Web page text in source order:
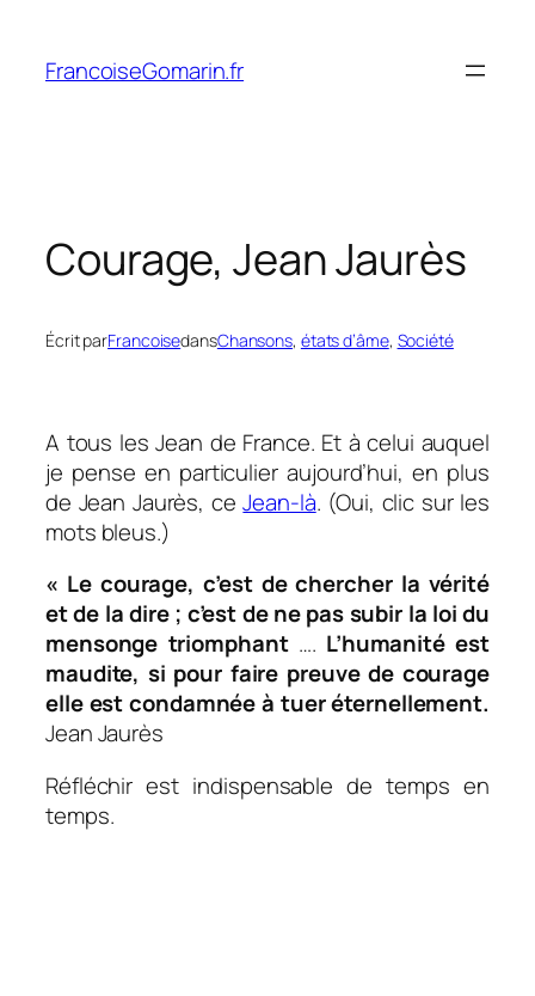
contenu
FrancoiseGomarin.fr
Courage, Jean Jaurès
Écrit parFrancoisedansChansons, états d’âme, Société
A tous les Jean de France. Et à celui auquel
je pense en particulier aujourd’hui, en plus
de Jean Jaurès, ceJean-là. (Oui, clic sur les
mots bleus.)
« Le courage, c’est de chercher la vérité
et de la dire ; c’est de ne pas subir la loi du
mensonge triomphant…. L’humanité est
maudite, si pour faire preuve de courage
elle est condamnée à tuer éternellement.
Jean Jaurès
Réfléchir est indispensable de temps en
temps.